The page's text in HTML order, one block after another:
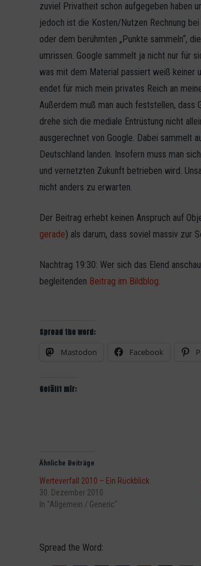
zuviel Privatheit schon aufgegeben haben
jedoch ist die Kosten/Nutzen Rechnung
oder dem berühmten „Punkte sammeln“,
umrissen. Google sammelt ja nicht nur für
was mit dem Material passiert weiß keiner
endet für mich mein privates Reich an
Außerdem muß man auch feststellen,
drehe sich die mediale Entrüstung nicht
ausgerechnet von Google. Dabei sammelt
Deutschland landen. Insofern muss man
und vernetzten Zukunft betrieben wird.
nicht anders zu erwarten.
Der Beitrag erhebt keinen Anspruch auf
gerade) als darum, dass soviel massiv zur
Nachtrag 19:30: Wer sich das Elend
begleitenden Beitrag im Bildblog.
Spread the word:
Mastodon
Facebook
Gefällt mir:
Ähnliche Beiträge
Werteverfall 2010 – Ein Rückblick
30. Dezember 2010
In "Allgemein / Generic"
Spread the Word: